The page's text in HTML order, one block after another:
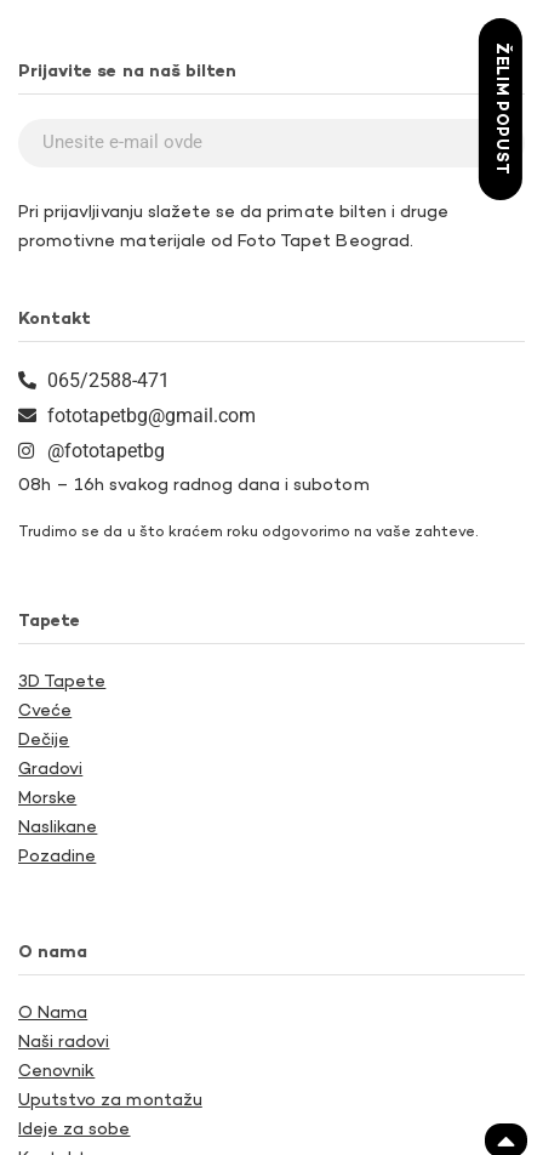
Prijavite se na naš bilten
Pri prijavljivanju slažete se da primate bilten i druge
promotivne materijale od Foto Tapet Beograd.
Kontakt
065/2588-471
fototapetbg@gmail.com
@fototapetbg
08h – 16h svakog radnog dana i subotom
Trudimo se da u što kraćem roku odgovorimo na vaše zahteve.
Tapete
3D Tapete
Cveće
Dečije
Gradovi
Morske
Naslikane
Pozadine
O nama
O Nama
Naši radovi
Cenovnik
Uputstvo za montažu
Ideje za sobe
ŽELIM POPUST